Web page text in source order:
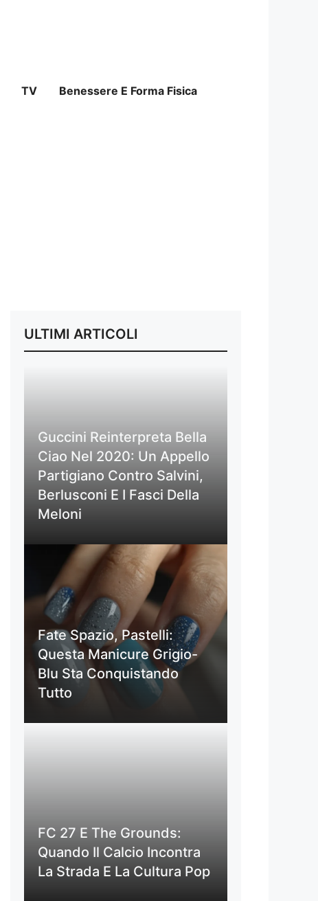
TV Benessere E Forma Fisica
ULTIMI ARTICOLI
Guccini Reinterpreta Bella
Ciao Nel 2020: Un Appello
Partigiano Contro Salvini,
Berlusconi E I Fasci Della
Meloni
Fate Spazio, Pastelli:
Questa Manicure Grigio-
Blu Sta Conquistando
Tutto
FC 27 E The Grounds:
Quando Il Calcio Incontra
La Strada E La Cultura Pop